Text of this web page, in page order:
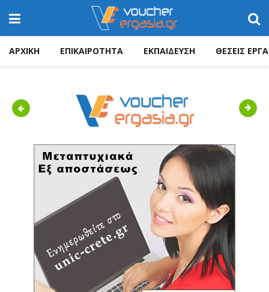
ΑΡΧΙΚΗ ΕΠΙΚΑΙΡΟΤΗΤΑ ΕΚΠΑΙΔΕΥΣΗ ΘΕΣΕΙΣ
Previous Next